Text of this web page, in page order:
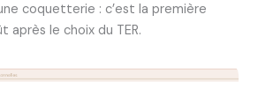
coquetterie : c’est la première
le choix du TER.